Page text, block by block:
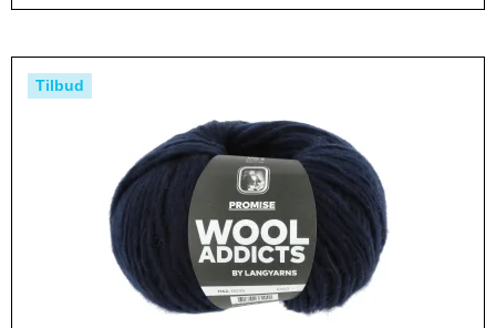
Tilbud